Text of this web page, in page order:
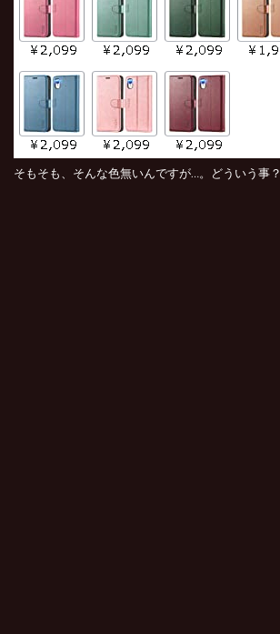
そもそも、そんな色無いんですが…。どういう事？